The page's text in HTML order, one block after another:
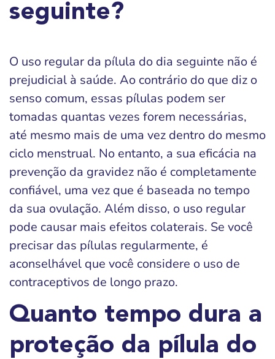
seguinte?
O uso regular da pílula do dia seguinte não é
prejudicial à saúde. Ao contrário do que diz o
senso comum, essas pílulas podem ser
tomadas quantas vezes forem necessárias,
até mesmo mais de uma vez dentro do mesmo
ciclo menstrual. No entanto, a sua eficácia na
prevenção da gravidez não é completamente
confiável, uma vez que é baseada no tempo
da sua ovulação. Além disso, o uso regular
pode causar mais efeitos colaterais. Se você
precisar das pílulas regularmente, é
aconselhável que você considere o uso de
contraceptivos de longo prazo.
Quanto tempo dura a
proteção da pílula do